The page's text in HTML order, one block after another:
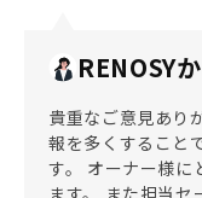
RENOSY
貴重なご意見あり
報を多くすること
す。 オーナー様に
ます。 また担当